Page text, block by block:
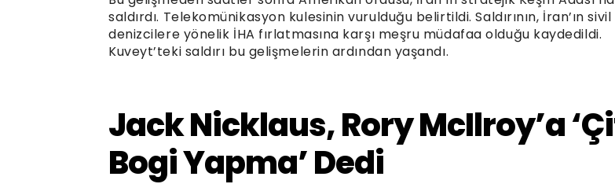
saldırdı. Telekomünikasyon kulesinin vurulduğu belirtildi. Saldırının, İran’ın sivil
denizcilere yönelik İHA fırlatmasına karşı meşru müdafaa olduğu kaydedildi.
Kuveyt’teki saldırı bu gelişmelerin ardından yaşandı.